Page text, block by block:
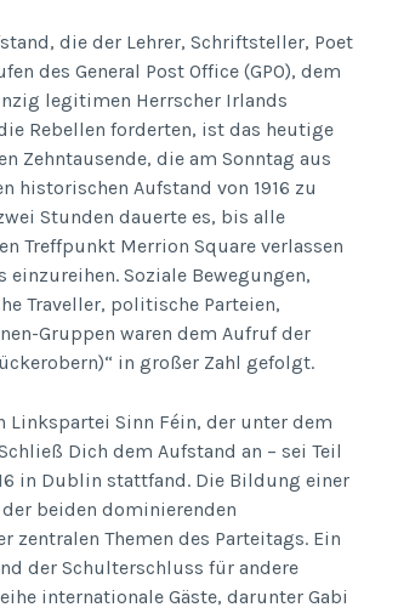
die der Lehrer, Schriftsteller, Poet
des General Post Office (GPO), dem
legitimen Herrscher Irlands
Rebellen forderten, ist das heutige
Zehntausende, die am Sonntag aus
historischen Aufstand von 1916 zu
Stunden dauerte es, bis alle
Treffpunkt Merrion Square verlassen
Soziale Bewegungen,
Traveller, politische Parteien,
Gruppen waren dem Aufruf der
in großer Zahl gefolgt.
Linkspartei Sinn Féin, der unter dem
Dich dem Aufstand an – sei Teil
in Dublin stattfand. Die Bildung einer
beiden dominierenden
zentralen Themen des Parteitags. Ein
der Schulterschluss für andere
internationale Gäste, darunter Gabi